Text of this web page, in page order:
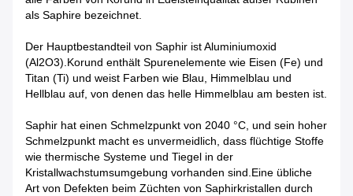
als Saphire bezeichnet.
Der Hauptbestandteil von Saphir ist Aluminiumoxid
(Al2O3).Korund enthält Spurenelemente wie Eisen (Fe) und
Titan (Ti) und weist Farben wie Blau, Himmelblau und
Hellblau auf, von denen das helle Himmelblau am besten ist.
Saphir hat einen Schmelzpunkt von 2040 °C, und sein hoher
Schmelzpunkt macht es unvermeidlich, dass flüchtige Stoffe
wie thermische Systeme und Tiegel in der
Kristallwachstumsumgebung vorhanden sind.Eine übliche
Art von Defekten beim Züchten von Saphirkristallen durch